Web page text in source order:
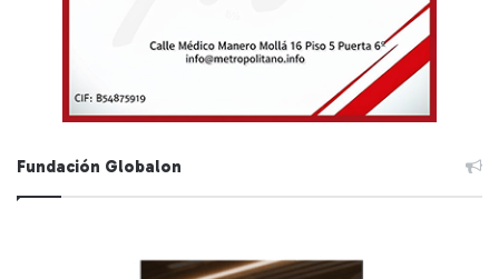
Fundación Globalon